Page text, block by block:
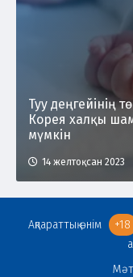
Туу деңгейінің
Корея халқы
мүмкін
14 желтоқсан 2023
Ақпараттық өнім +18